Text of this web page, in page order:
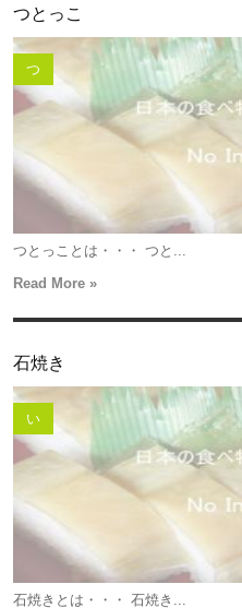
つとっこ
つ
つとっことは・・・ つと...
Read More »
石焼き
い
石焼きとは・・・ 石焼き...